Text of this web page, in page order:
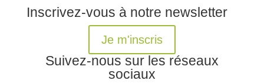
Inscrivez-vous à notre newsletter
Je m'inscris
Suivez-nous sur les réseaux
sociaux